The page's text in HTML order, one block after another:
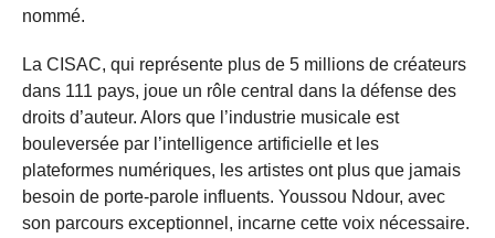
nommé.
La CISAC, qui représente plus de 5 millions de créateurs
dans 111 pays, joue un rôle central dans la défense des
droits d’auteur. Alors que l’industrie musicale est
bouleversée par l’intelligence artificielle et les
plateformes numériques, les artistes ont plus que jamais
besoin de porte-parole influents. Youssou Ndour, avec
son parcours exceptionnel, incarne cette voix nécessaire.